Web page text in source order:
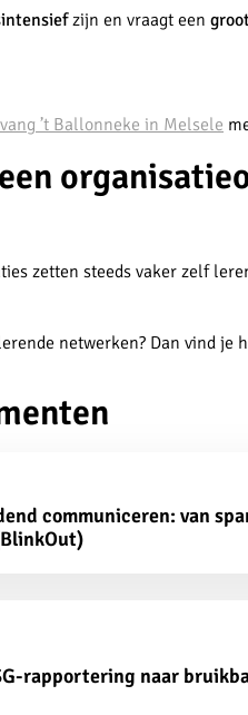
zijn en vraagt een
’t Ballonneke in Melsele
zetten steeds vaker zelf
netwerken? Dan vind je
communiceren: van
rapportering naar